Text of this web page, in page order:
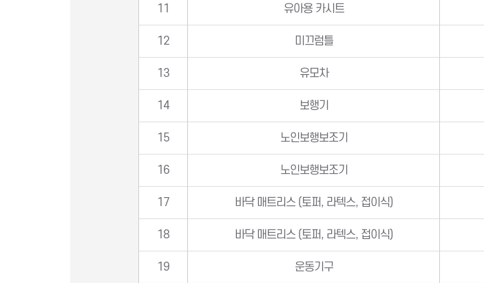
11 유아용 카시트
12 미끄럼틀
13 유모차
14 보행기
15 노인보행보조기
16 노인보행보조기
17 바닥 매트리스 (토퍼, 라텍스, 접이식)
18 바닥 매트리스 (토퍼, 라텍스, 접이식)
19 운동기구